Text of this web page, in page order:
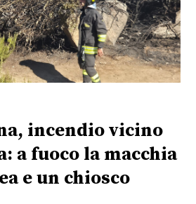
incendio vicino
a fuoco la macchia
e un chiosco